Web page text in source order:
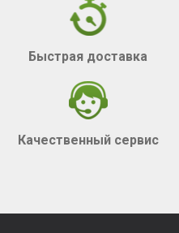
Быстрая доставка
Качественный сервис